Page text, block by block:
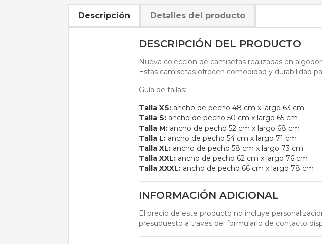
Descripción Detalles del producto
DESCRIPCIÓN DEL PRODUCTO
Nueva colección de camisetas realizadas en
Estas camisetas ofrecen comodidad y durabilidad
Guía de tallas:
Talla XS: ancho de pecho 48 cm x largo 63 cm
Talla S: ancho de pecho 50 cm x largo 65 cm
Talla M: ancho de pecho 52 cm x largo 68 cm
Talla L: ancho de pecho 54 cm x largo 71 cm
Talla XL: ancho de pecho 58 cm x largo 73 cm
Talla XXL: ancho de pecho 62 cm x largo 76 cm
Talla XXXL: ancho de pecho 66 cm x largo 78 cm
INFORMACIÓN ADICIONAL
El precio de este producto no incluye
presupuesto a través del formulario de contacto